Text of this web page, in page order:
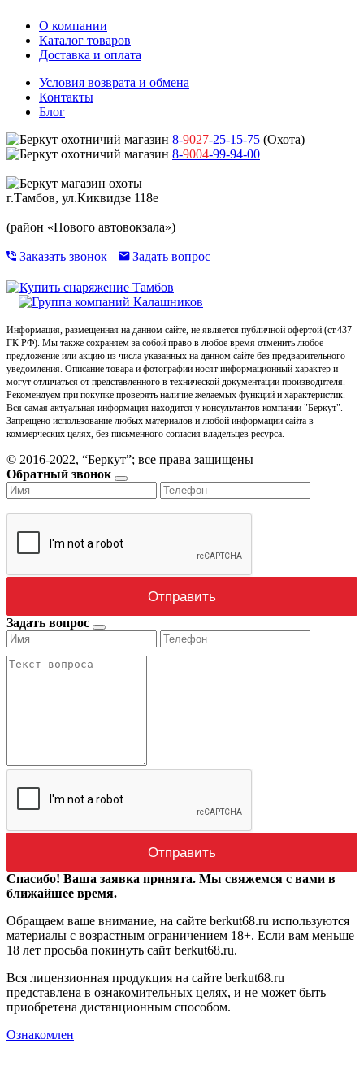
О компании
Каталог товаров
Доставка и оплата
Условия возврата и обмена
Контакты
Блог
8-9027-25-15-75 (Охота)
8-9004-99-94-00
г.Тамбов, ул.Киквидзе 118е
(район «Нового автовокзала»)
Заказать звонок Задать вопрос
Информация, размещенная на данном сайте, не является публичной офертой (ст.437
ГК РФ). Мы также сохраняем за собой право в любое время отменить любое
предложение или акцию из числа указанных на данном сайте без предварительного
уведомления. Описание товара и фотографии носят информационный характер и
могут отличаться от представленного в технической документации производителя.
Рекомендуем при покупке проверять наличие желаемых функций и характеристик.
Вся самая актуальная информация находится у консультантов компании "Беркут".
Запрещено использование любых материалов и любой информации сайта в
коммерческих целях, без письменного согласия владельцев ресурса.
© 2016-2022, “Беркут”; все права защищены
Обратный звонок
Задать вопрос
Спасибо! Ваша заявка принята. Мы свяжемся с вами в
ближайшее время.
Обращаем ваше внимание, на сайте berkut68.ru используются
материалы с возрастным ограничением 18+. Если вам меньше
18 лет просьба покинуть сайт berkut68.ru.
Вся лицензионная продукция на сайте berkut68.ru
представлена в ознакомительных целях, и не может быть
приобретена дистанционным способом.
Ознакомлен